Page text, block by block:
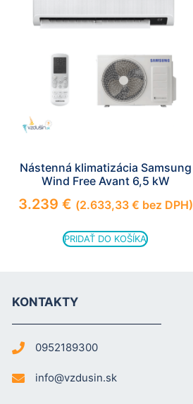
Nástenná klimatizácia Samsung
Wind Free Avant 6,5 kW
3.239 € (2.633,33 € bez DPH)
PRIDAŤ DO KOŠÍKA
KONTAKTY
0952189300
info@vzdusin.sk